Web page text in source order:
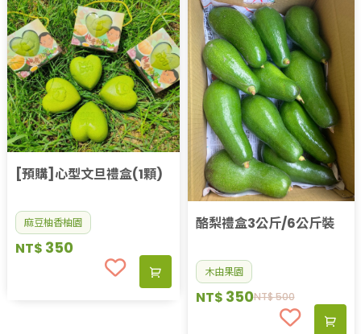
[預購]心型文旦禮盒(1顆)
麻豆柚香柚園
NT$ 350
酪梨禮盒3公斤/6公斤裝
木由果園
NT$500
NT$ 350